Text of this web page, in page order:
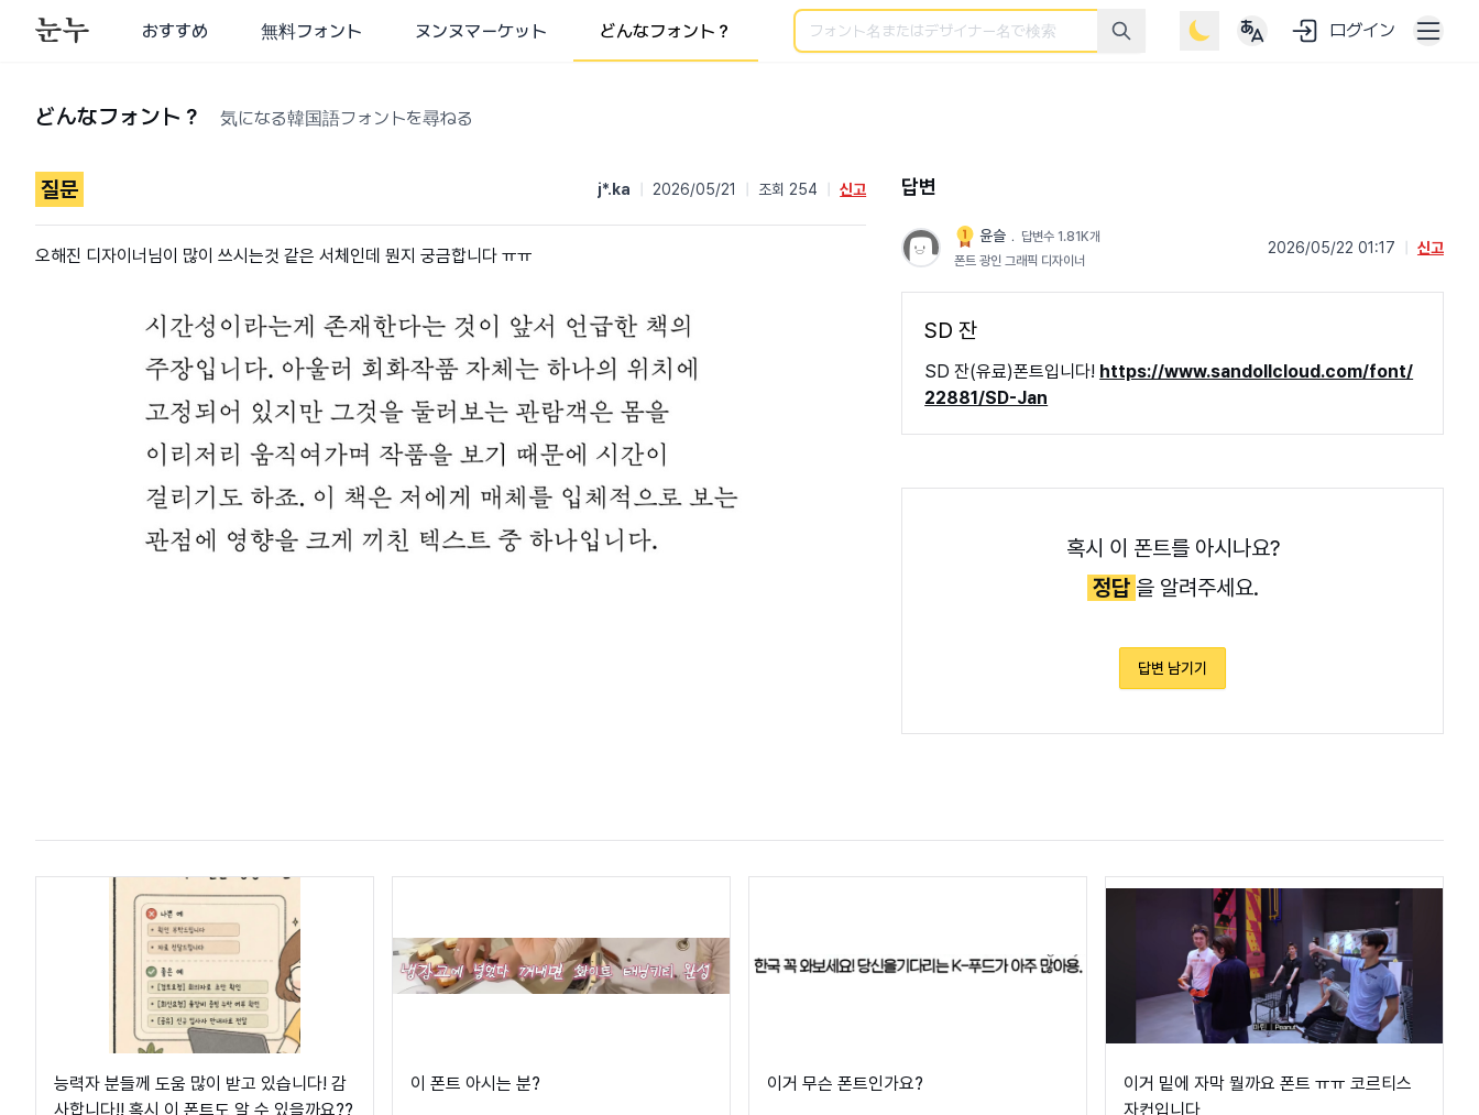
おすすめ 無料フォント ヌンヌマーケット どんなフォント？
検索 ログイン
どんなフォント？ 気になる韓国語フォントを尋ねる
질문 j*.ka 2026/05/21 조회 254 신고
오해진 디자이너님이 많이 쓰시는것 같은 서체인데 뭔지 궁금합니다 ㅠㅠ
답변
윤슬 ﹒ 답변수 1.81K개
폰트 광인 그래픽 디자이너
2026/05/22 01:17 신고
SD 잔
SD 잔(유료)폰트입니다! https://www.sandollcloud.com/font/
22881/SD-Jan
혹시 이 폰트를 아시나요?
정답 을 알려주세요.
답변 남기기
능력자 분들께 도움 많이 받고 있습니다! 감
사합니다!! 혹시 이 폰트도 알 수 있을까요??
이 폰트 아시는 분? 이거 무슨 폰트인가요?
이거 밑에 자막 뭘까요 폰트 ㅠㅠ 코르티스
자컨입니다